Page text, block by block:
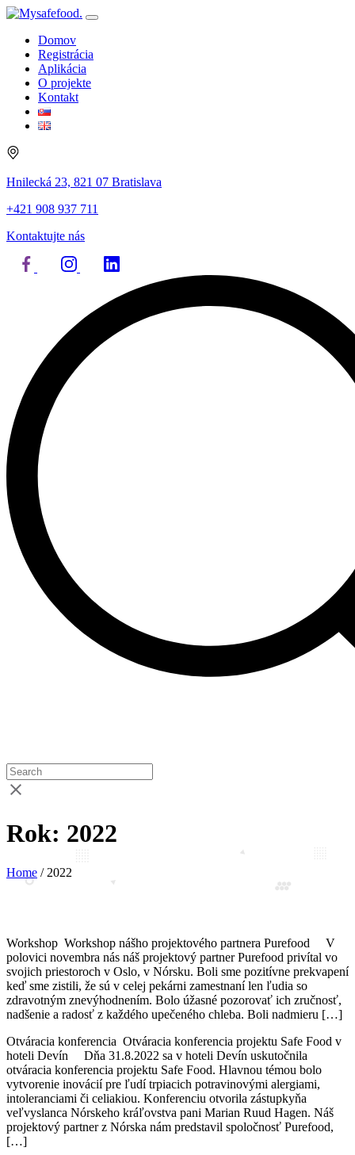
Domov
Registrácia
Aplikácia
O projekte
Kontakt
Hnilecká 23, 821 07 Bratislava
+421 908 937 711
Kontaktujte nás
Rok: 2022
Home / 2022
Workshop Workshop nášho projektového partnera Purefood V
polovici novembra nás náš projektový partner Purefood privítal vo
svojich priestoroch v Oslo, v Nórsku. Boli sme pozitívne prekvapení
keď sme zistili, že sú v celej pekárni zamestnaní len ľudia so
zdravotným znevýhodnením. Bolo úžasné pozorovať ich zručnosť,
nadšenie a radosť z každého upečeného chleba. Boli nadmieru […]
Otváracia konferencia Otváracia konferencia projektu Safe Food v
hoteli Devín Dňa 31.8.2022 sa v hoteli Devín uskutočnila
otváracia konferencia projektu Safe Food. Hlavnou témou bolo
vytvorenie inovácií pre ľudí trpiacich potravinovými alergiami,
intoleranciami či celiakiou. Konferenciu otvorila zástupkyňa
veľvyslanca Nórskeho kráľovstva pani Marian Ruud Hagen. Náš
projektový partner z Nórska nám predstavil spoločnosť Purefood,
[…]